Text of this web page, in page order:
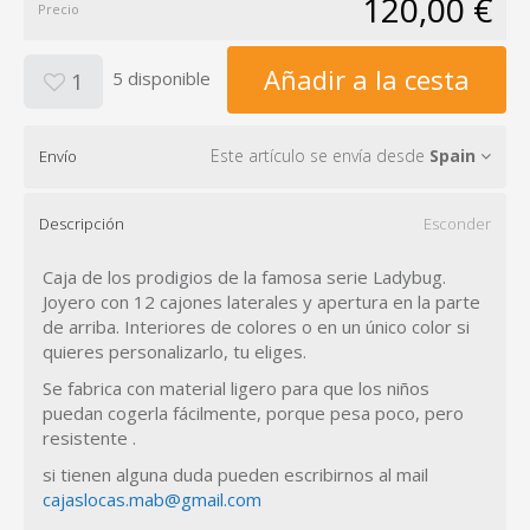
Precio 120,00 €
1 5 disponible Añadir a la cesta
Envío Este artículo se envía desde Spain
Descripción Esconder
Caja de los prodigios de la famosa serie Ladybug.
Joyero con 12 cajones laterales y apertura en la parte
de arriba. Interiores de colores o en un único color si
quieres personalizarlo, tu eliges.
Se fabrica con material ligero para que los niños
puedan cogerla fácilmente, porque pesa poco, pero
resistente .
si tienen alguna duda pueden escribirnos al mail
cajaslocas.mab@gmail.com